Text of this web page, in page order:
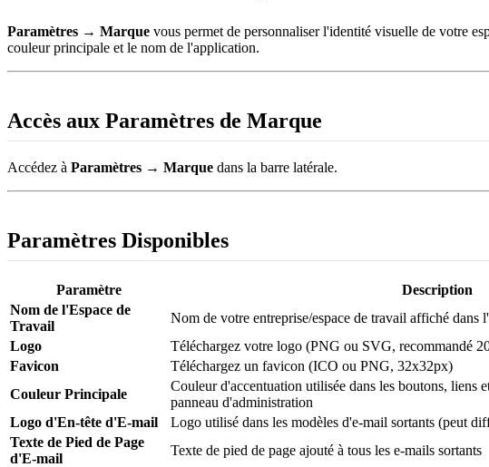
Paramètres → Marque vous permet de personnaliser l'identité visuelle de votre
couleur principale et le nom de l'application.
Accès aux Paramètres de Marque
Accédez à Paramètres → Marque dans la barre latérale.
Paramètres Disponibles
Paramètre
Description
Nom de l'Espace de
Travail
Nom de votre entreprise/espace de travail affiché dans
Logo
Téléchargez votre logo (PNG ou SVG, recommandé
Favicon
Téléchargez un favicon (ICO ou PNG, 32x32px)
Couleur Principale
Couleur d'accentuation utilisée dans les boutons, liens
panneau d'administration
Logo d'En-tête d'E-mail
Logo utilisé dans les modèles d'e-mail sortants (peut
Texte de Pied de Page
d'E-mail
Texte de pied de page ajouté à tous les e-mails sortants